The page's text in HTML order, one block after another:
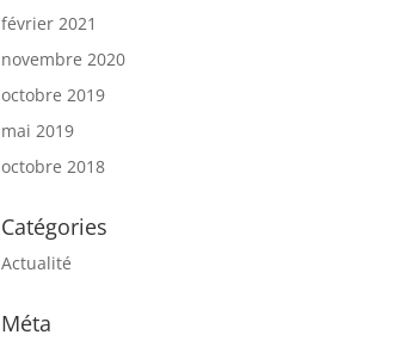
février 2021
novembre 2020
octobre 2019
mai 2019
octobre 2018
Catégories
Actualité
Méta